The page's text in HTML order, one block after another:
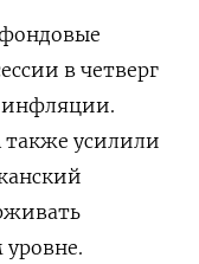
в четверг
инфляции.
усилили